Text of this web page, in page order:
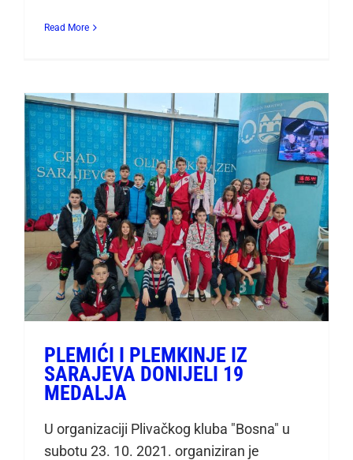
Read More
PLEMIĆI I PLEMKINJE IZ
SARAJEVA DONIJELI 19
MEDALJA
PLEMIĆI I PLEMKINJE IZ
SARAJEVA DONIJELI 19
MEDALJA
U organizaciji Plivačkog kluba "Bosna" u
subotu 23. 10. 2021. organiziran je